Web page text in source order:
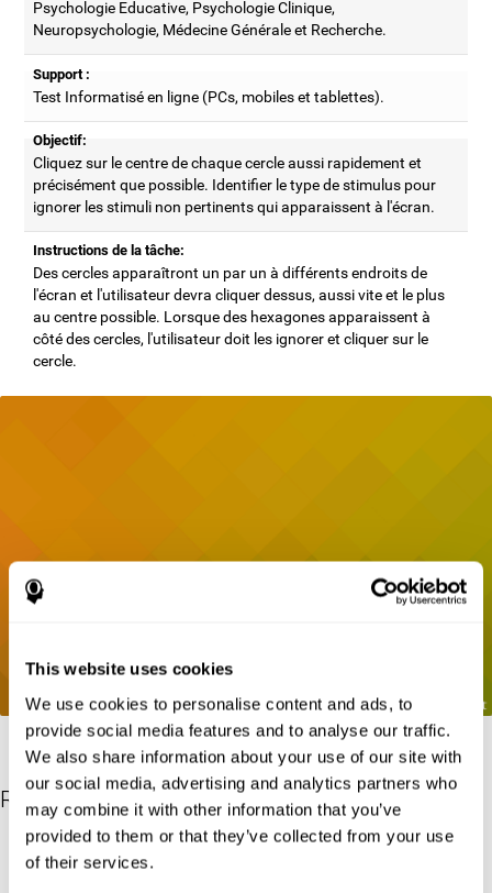
This website uses cookies
We use cookies to personalise content and ads, to
provide social media features and to analyse our traffic.
We also share information about your use of our site with
our social media, advertising and analytics partners who
may combine it with other information that you’ve
provided to them or that they’ve collected from your use
of their services.
Psychologie Educative, Psychologie Clinique,
Neuropsychologie, Médecine Générale et Recherche.
Support :
Test Informatisé en ligne (PCs, mobiles et tablettes).
Objectif:
Cliquez sur le centre de chaque cercle aussi rapidement et
précisément que possible. Identifier le type de stimulus pour
ignorer les stimuli non pertinents qui apparaissent à l'écran.
Instructions de la tâche:
Des cercles apparaîtront un par un à différents endroits de
l'écran et l'utilisateur devra cliquer dessus, aussi vite et le plus
au centre possible. Lorsque des hexagones apparaissent à
côté des cercles, l'utilisateur doit les ignorer et cliquer sur le
cercle.
Références
Gordon B, Caramazza A. Lexical decision for open- and closed-
class words: Failure to replicate differential frequency sensitivity.